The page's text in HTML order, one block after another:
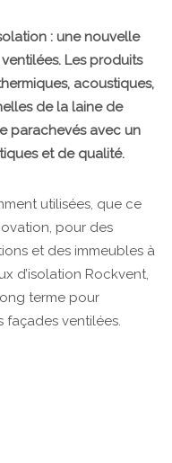
: une nouvelle
Les produits
acoustiques,
de la laine de
parachevés avec un
et de qualité.
utilisées, que ce
pour des
et des immeubles à
d’isolation Rockvent,
terme pour
façades ventilées.